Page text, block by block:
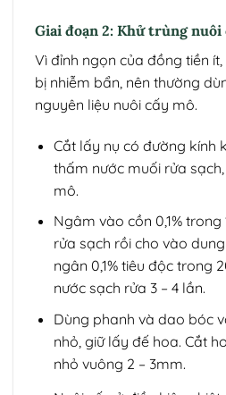
Giai đoạn 2: Khử trùng nuôi
Vì đỉnh ngọn của đồng tiền
bị nhiễm bẩn, nên thường
nguyên liệu nuôi cấy mô.
Cắt lấy nụ có đường kính
thấm nước muối rửa
mô.
Ngâm vào cồn 0,1% trong
rửa sạch rồi cho vào
ngân 0,1% tiêu độc trong
nước sạch rửa 3 – 4 lần.
Dùng phanh và dao bóc
nhỏ, giữ lấy đế hoa. Cắt
nhỏ vuông 2 – 3mm.